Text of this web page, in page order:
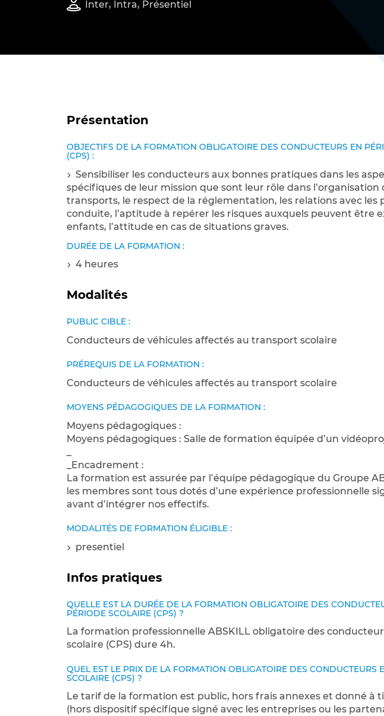
Communication
Vente et Relation-client
Développez vos performances autrement
avec les Soft Skills
Plus de 130 experts vous accompagnent pour développer les
soft skills et managériales de vos équipes.
Transport
Formez-vous à plus de 18 métiers qui
soft skills, le tout sous une
ABSKILL sur Mon
Inter, Intra, Présentiel
Présentation
OBJECTIFS DE LA FORMATION OBLIGATOIRE DES CONDUCTEURS EN
(CPS) :
Sensibiliser les conducteurs aux bonnes pratiques dans les
spécifiques de leur mission que sont leur rôle dans l’organisation
transports, le respect de la réglementation, les relations avec les
conduite, l’aptitude à repérer les risques auxquels peuvent être
enfants, l’attitude en cas de situations graves.
DURÉE DE LA FORMATION :
4 heures
Modalités
PUBLIC CIBLE :
Conducteurs de véhicules affectés au transport scolaire
PRÉREQUIS DE LA FORMATION :
Conducteurs de véhicules affectés au transport scolaire
MOYENS PÉDAGOGIQUES DE LA FORMATION :
Moyens pédagogiques :
Moyens pédagogiques : Salle de formation équipée d’un
_Encadrement :
La formation est assurée par l’équipe pédagogique du Groupe
les membres sont tous dotés d’une expérience professionnelle
avant d’intégrer nos effectifs.
MODALITÉS DE FORMATION ÉLIGIBLE :
presentiel
Infos pratiques
QUELLE EST LA DURÉE DE LA FORMATION OBLIGATOIRE DES
PÉRIODE SCOLAIRE (CPS) ?
La formation professionnelle ABSKILL obligatoire des
scolaire (CPS) dure 4h.
QUEL EST LE PRIX DE LA FORMATION OBLIGATOIRE DES CONDUCTEURS
SCOLAIRE (CPS) ?
Le tarif de la formation est public, hors frais annexes et donné à
(hors dispositif spécifique signé avec les entreprises ou les